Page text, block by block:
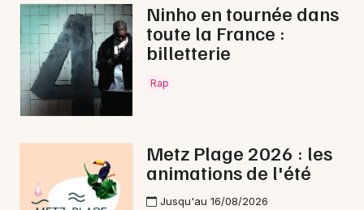
Ninho en tournée dans
toute la France :
billetterie
Rap
Metz Plage 2026 : les
animations de l'été
Jusqu'au 16/08/2026